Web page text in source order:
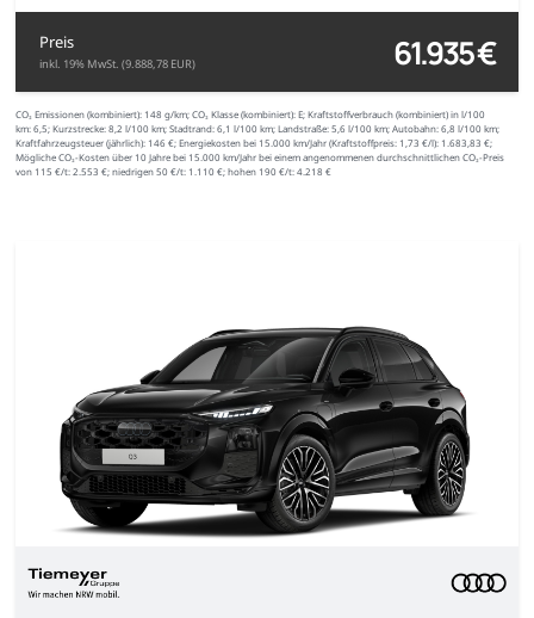
Preis
inkl. 19% MwSt. (9.888,78 EUR) 61.935 €
CO₂ Emissionen (kombiniert): 148 g/km; CO₂ Klasse (kombiniert): E; Kraftstoffverbrauch (kombiniert) in l/100
km: 6,5; Kurzstrecke: 8,2 l/100 km; Stadtrand: 6,1 l/100 km; Landstraße: 5,6 l/100 km; Autobahn: 6,8 l/100 km;
Kraftfahrzeugsteuer (jährlich): 146 €; Energiekosten bei 15.000 km/Jahr (Kraftstoffpreis: 1,73 €/l): 1.683,83 €;
Mögliche CO₂-Kosten über 10 Jahre bei 15.000 km/Jahr bei einem angenommenen durchschnittlichen CO₂-Preis
von 115 €/t: 2.553 €; niedrigen 50 €/t: 1.110 €; hohen 190 €/t: 4.218 €